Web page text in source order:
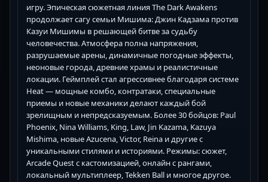
игру. Эпическая сюжетная линия The Dark Awakens
продолжает сагу семьи Мишима: Джин Кадзама против
Казуи Мишимы в решающей битве за судьбу
человечества. Атмосфера полна напряжения,
разрушаемые арены, динамичные погодные эффекты,
неоновые города, древние храмы и реалистичные
локации. Геймплей стал агрессивнее благодаря системе
Heat — мощные комбо, контратаки, специальные
приемы и новые механики делают каждый бой
зрелищным и непредсказуемым. Более 30 бойцов: Paul
Phoenix, Nina Williams, King, Law, Jin Kazama, Kazuya
Mishima, новые Azucena, Victor, Reina и другие с
уникальными стилями и историями. Режимы: сюжет,
Arcade Quest с кастомизацией, онлайн с рангами,
локальный мультиплеер, Tekken Ball и многое другое.